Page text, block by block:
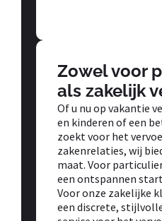
Zowel voor
als zakelijk
Of u nu op vakantie
en kinderen of een
zoekt voor het
zakenrelaties, wij
maat. Voor
een ontspannen
Voor onze zakelijke
een discrete,